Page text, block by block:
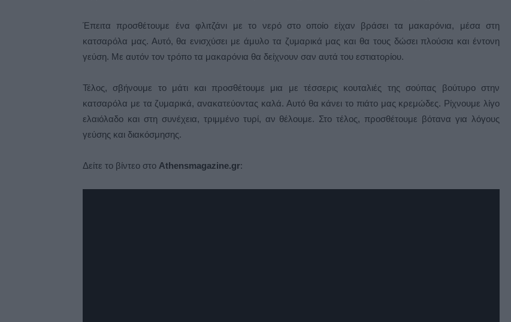
Έπειτα προσθέτουμε ένα φλιτζάνι με το νερό στο οποίο είχαν βράσει τα μακαρόνια, μέσα στη
κατσαρόλα μας. Αυτό, θα ενισχύσει με άμυλο τα ζυμαρικά μας και θα τους δώσει πλούσια και έντονη
γεύση. Με αυτόν τον τρόπο τα μακαρόνια θα δείχνουν σαν αυτά του εστιατορίου.
Τέλος, σβήνουμε το μάτι και προσθέτουμε μια με τέσσερις κουταλιές της σούπας βούτυρο στην
κατσαρόλα με τα ζυμαρικά, ανακατεύοντας καλά. Αυτό θα κάνει το πιάτο μας κρεμώδες. Ρίχνουμε λίγο
ελαιόλαδο και στη συνέχεια, τριμμένο τυρί, αν θέλουμε. Στο τέλος, προσθέτουμε βότανα για λόγους
γεύσης και διακόσμησης.
Δείτε το βίντεο στο Athensmagazine.gr: